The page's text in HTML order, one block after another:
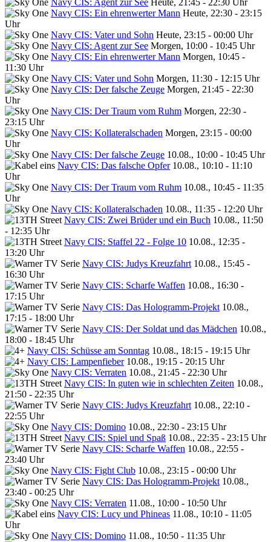
Navy CIS: Ein ehrenwerter Mann Heute, 22:30 - 23:15
Uhr
Navy CIS: Vater und Sohn Heute, 23:15 - 00:00 Uhr
Navy CIS: Agent zur See Morgen, 10:00 - 10:45 Uhr
Navy CIS: Ein ehrenwerter Mann Morgen, 10:45 -
11:30 Uhr
Navy CIS: Vater und Sohn Morgen, 11:30 - 12:15 Uhr
Navy CIS: Der falsche Zeuge Morgen, 21:45 - 22:30
Uhr
Navy CIS: Der Traum vom Ruhm Morgen, 22:30 -
23:15 Uhr
Navy CIS: Kollateralschaden Morgen, 23:15 - 00:00
Uhr
Navy CIS: Der falsche Zeuge 10.08., 10:00 - 10:45 Uhr
Navy CIS: Das falsche Opfer 10.08., 10:10 - 11:10
Uhr
Navy CIS: Der Traum vom Ruhm 10.08., 10:45 - 11:35
Uhr
Navy CIS: Kollateralschaden 10.08., 11:35 - 12:20 Uhr
Navy CIS: Zwei Brüder und ein Buch 10.08., 11:50
- 12:35 Uhr
Navy CIS: Staffel 22 - Folge 10 10.08., 12:35 -
13:20 Uhr
Navy CIS: Judys Kreuzfahrt 10.08., 15:45 -
16:30 Uhr
Navy CIS: Scharfe Waffen 10.08., 16:30 -
17:15 Uhr
Navy CIS: Das Hologramm-Projekt 10.08.,
17:15 - 18:00 Uhr
Navy CIS: Der Soldat und das Mädchen 10.08.,
18:00 - 18:45 Uhr
Navy CIS: Schüsse am Sonntag 10.08., 18:15 - 19:15 Uhr
Navy CIS: Lampenfieber 10.08., 19:15 - 20:15 Uhr
Navy CIS: Verraten 10.08., 21:45 - 22:30 Uhr
Navy CIS: In guten wie in schlechten Zeiten 10.08.,
21:50 - 22:35 Uhr
Navy CIS: Judys Kreuzfahrt 10.08., 22:10 -
22:55 Uhr
Navy CIS: Domino 10.08., 22:30 - 23:15 Uhr
Navy CIS: Spiel und Spaß 10.08., 22:35 - 23:15 Uhr
Navy CIS: Scharfe Waffen 10.08., 22:55 -
23:40 Uhr
Navy CIS: Fight Club 10.08., 23:15 - 00:00 Uhr
Navy CIS: Das Hologramm-Projekt 10.08.,
23:40 - 00:25 Uhr
Navy CIS: Verraten 11.08., 10:00 - 10:50 Uhr
Navy CIS: Lucy und Phineas 11.08., 10:10 - 11:05
Uhr
Navy CIS: Domino 11.08., 10:50 - 11:35 Uhr